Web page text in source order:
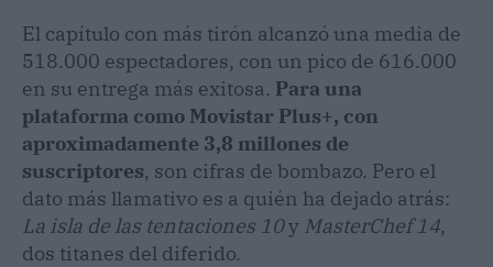
El capítulo con más tirón alcanzó una media de
518.000 espectadores, con un pico de 616.000
en su entrega más exitosa. Para una
plataforma como Movistar Plus+, con
aproximadamente 3,8 millones de
suscriptores, son cifras de bombazo. Pero el
dato más llamativo es a quién ha dejado atrás:
La isla de las tentaciones 10y MasterChef 14,
dos titanes del diferido.